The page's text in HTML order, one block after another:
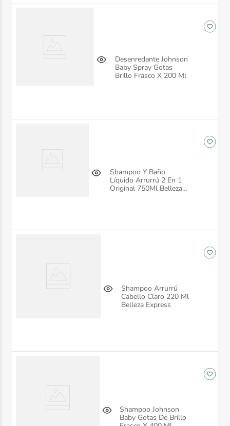
Desenredante Johnson
Baby Spray Gotas
Brillo Frasco X 200 Ml
Shampoo Y Baño
Líquido Arrurrú 2 En 1
Original 750Ml Belleza
Shampoo Arrurrú
Cabello Claro 220 Ml
Belleza Express
Shampoo Johnson
Baby Gotas De Brillo